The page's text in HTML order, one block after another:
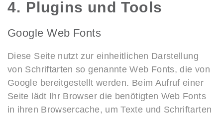
4. Plugins und Tools
Google Web Fonts
Diese Seite nutzt zur einheitlichen Darstellung
von Schriftarten so genannte Web Fonts, die von
Google bereitgestellt werden. Beim Aufruf einer
Seite lädt Ihr Browser die benötigten Web Fonts
in ihren Browsercache, um Texte und Schriftarten